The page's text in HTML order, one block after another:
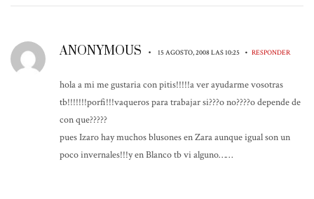
ANONYMOUS • 15 AGOSTO, 2008 LAS 10:25 • RESPONDER
hola a mi me gustaria con pitis!!!!!a ver ayudarme vosotras
tb!!!!!!!porfi!!!vaqueros para trabajar si???o no????o depende de
con que?????
pues Izaro hay muchos blusones en Zara aunque igual son un
poco invernales!!!y en Blanco tb vi alguno……